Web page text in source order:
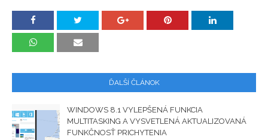
ĎALŠÍ ČLÁNOK
WINDOWS 8.1 VYLEPŠENÁ FUNKCIA
MULTITASKING A VYSVETLENÁ AKTUALIZOVANÁ
FUNKČNOSŤ PRICHYTENIA